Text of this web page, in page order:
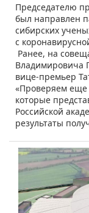
​​​Председателю
был направлен
сибирских
с
Ранее, на
Владимировича
вице-премьер
«Проверяем еще
которые
Российской
результаты